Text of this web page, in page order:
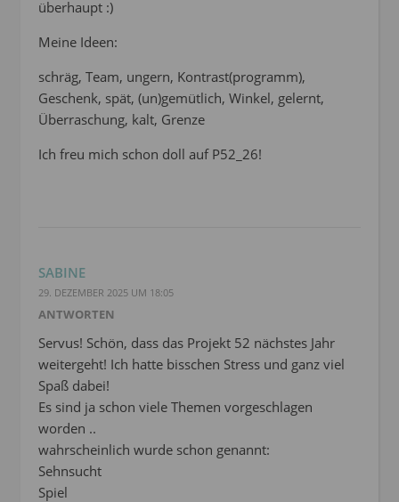
überhaupt :)
Meine Ideen:
schräg, Team, ungern, Kontrast(programm),
Geschenk, spät, (un)gemütlich, Winkel, gelernt,
Überraschung, kalt, Grenze
Ich freu mich schon doll auf P52_26!
SABINE
29. DEZEMBER 2025 UM 18:05
ANTWORTEN
Servus! Schön, dass das Projekt 52 nächstes Jahr
weitergeht! Ich hatte bisschen Stress und ganz viel
Spaß dabei!
Es sind ja schon viele Themen vorgeschlagen
worden ..
wahrscheinlich wurde schon genannt:
Sehnsucht
Spiel